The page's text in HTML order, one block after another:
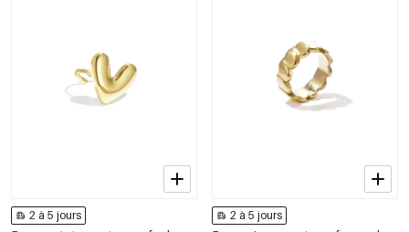
2 à 5 jours 2 à 5 jours